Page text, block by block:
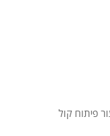
פיתוח קול